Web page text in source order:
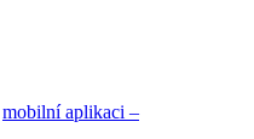
mobilní aplikaci –